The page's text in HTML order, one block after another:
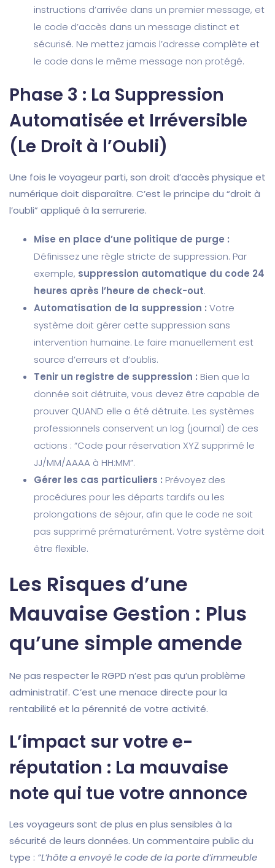
instructions d’arrivée dans un premier message, et
le code d’accès dans un message distinct et
sécurisé. Ne mettez jamais l’adresse complète et
le code dans le même message non protégé.
Phase 3 : La Suppression
Automatisée et Irréversible
(Le Droit à l’Oubli)
Une fois le voyageur parti, son droit d’accès physique et
numérique doit disparaître. C’est le principe du “droit à
l’oubli” appliqué à la serrurerie.
Mise en place d’une politique de purge :
Définissez une règle stricte de suppression. Par
exemple, suppression automatique du code 24
heures après l’heure de check-out.
Automatisation de la suppression : Votre
système doit gérer cette suppression sans
intervention humaine. Le faire manuellement est
source d’erreurs et d’oublis.
Tenir un registre de suppression : Bien que la
donnée soit détruite, vous devez être capable de
prouver QUAND elle a été détruite. Les systèmes
professionnels conservent un log (journal) de ces
actions : “Code pour réservation XYZ supprimé le
JJ/MM/AAAA à HH:MM”.
Gérer les cas particuliers : Prévoyez des
procédures pour les départs tardifs ou les
prolongations de séjour, afin que le code ne soit
pas supprimé prématurément. Votre système doit
être flexible.
Les Risques d’une
Mauvaise Gestion : Plus
qu’une simple amende
Ne pas respecter le RGPD n’est pas qu’un problème
administratif. C’est une menace directe pour la
rentabilité et la pérennité de votre activité.
L’impact sur votre e-
réputation : La mauvaise
note qui tue votre annonce
Les voyageurs sont de plus en plus sensibles à la
sécurité de leurs données. Un commentaire public du
type : “L’hôte a envoyé le code de la porte d’immeuble